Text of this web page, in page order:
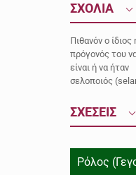
ΣΧΟΛΙΑ
Πιθανόν ο ίδιος
πρόγονός του
είναι ή να ήταν
σελοποιός
ΣΧΕΣΕΙΣ
Ρόλος